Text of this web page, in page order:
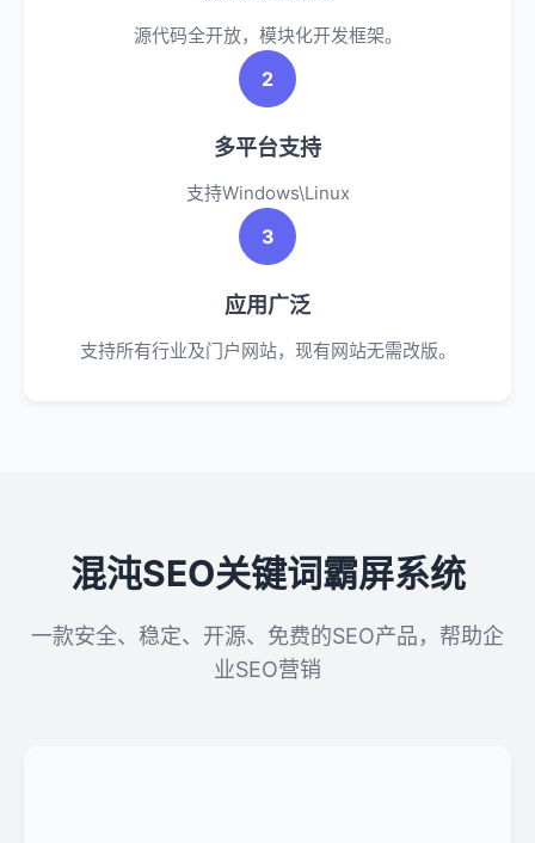
源代码全开放，模块化开发框架。
2
多平台支持
支持Windows\Linux
3
应用广泛
支持所有行业及门户网站，现有网站无需改版。
混沌SEO关键词霸屏系统
一款安全、稳定、开源、免费的SEO产品，帮助企
业SEO营销